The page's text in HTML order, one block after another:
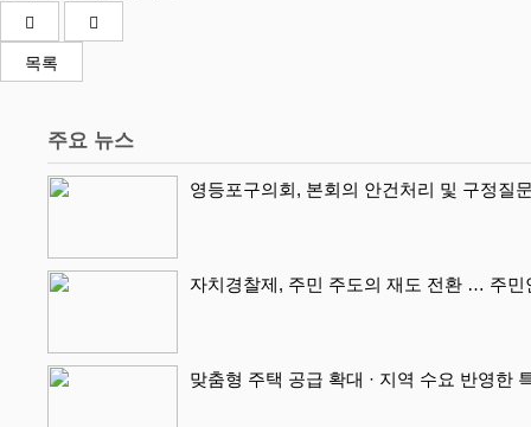
목록
주요 뉴스
영등포구의회, 본회의 안건처리 및 구정질
자치경찰제, 주민 주도의 재도 전환 … 주
맞춤형 주택 공급 확대 · 지역 수요 반영한